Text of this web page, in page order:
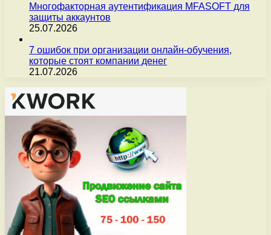
Многофакторная аутентификация MFASOFT для
защиты аккаунтов
25.07.2026
7 ошибок при организации онлайн-обучения,
которые стоят компании денег
21.07.2026